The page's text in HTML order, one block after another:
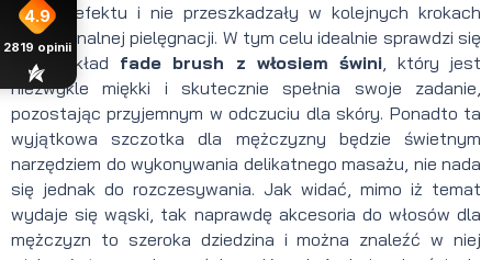
obrazu efektu i nie przeszkadzały w kolejnych krokach
profesjonalnej pielęgnacji. W tym celu idealnie sprawdzi się
na przykład fade brush z włosiem świni, który jest
niezwykle miękki i skutecznie spełnia swoje zadanie,
pozostając przyjemnym w odczuciu dla skóry. Ponadto ta
wyjątkowa szczotka dla mężczyzny będzie świetnym
narzędziem do wykonywania delikatnego masażu, nie nada
się jednak do rozczesywania. Jak widać, mimo iż temat
wydaje się wąski, tak naprawdę akcesoria do włosów dla
mężczyzn to szeroka dziedzina i można znaleźć w niej
4.9
2819 opinii